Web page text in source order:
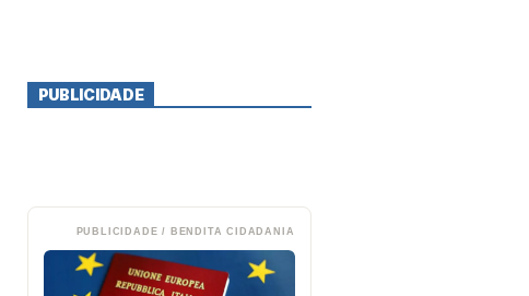
PUBLICIDADE
PUBLICIDADE / BENDITA CIDADANIA